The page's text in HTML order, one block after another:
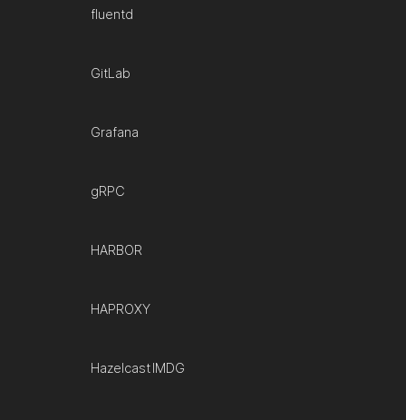
fluentd
GitLab
Grafana
gRPC
HARBOR
HAPROXY
Hazelcast IMDG